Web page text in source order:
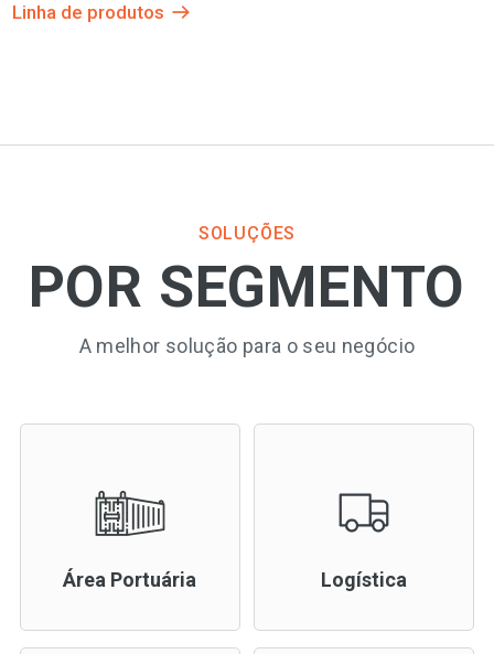
Linha de produtos
SOLUÇÕES
POR SEGMENTO
A melhor solução para o seu negócio
Área Portuária Logística